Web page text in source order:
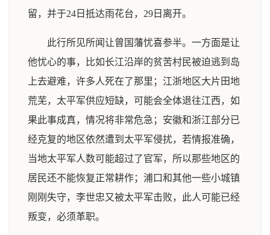
留，并于24日抵达雨花台，29日离开。
此行所见所闻让曾国藩忧喜参半。一方面是让
他忧心的事，比如长江沿岸的贫苦村民被迫逃到岛
上去避难，许多人死在了那里；江浙地区大片田地
荒芜，太平军供应短缺，可能会全体退往江西，如
果此事成真，情况将非常危急；安徽和浙江部分已
经克复的地区依然遭到太平军侵扰，若情报准确，
当地太平军人数可能超过了官军，所以那些地区的
居民还不能恢复正常耕作；浦口和其他一些小城镇
刚刚失守，李世忠又被太平军击败，此人可能已经
叛变，必须革职。